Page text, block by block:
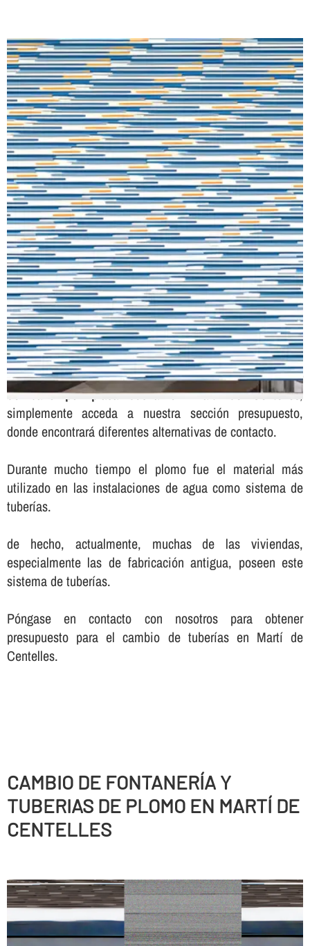
Para solicitar presupuesto sin compromiso para elcambio
de baño por placa ducha en Martí de Centelles,
simplemente acceda a nuestra sección presupuesto,
donde encontrará diferentes alternativas de contacto.
Durante mucho tiempo el plomo fue el material más
utilizado en las instalaciones de agua como sistema de
tuberí­as.
de hecho, actualmente, muchas de las viviendas,
especialmente las de fabricación antigua, poseen este
sistema de tuberí­as.
Póngase en contacto con nosotros para obtener
presupuesto para el cambio de tuberí­as en Martí de
Centelles.
CAMBIO DE FONTANERÍ­A Y
TUBERIAS DE PLOMO EN MARTÍ DE
CENTELLES